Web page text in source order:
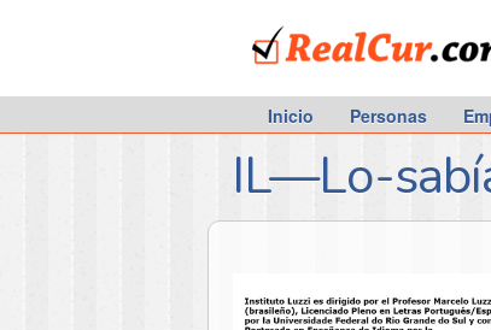
RealCur.com
Inicio Personas
IL—Lo-